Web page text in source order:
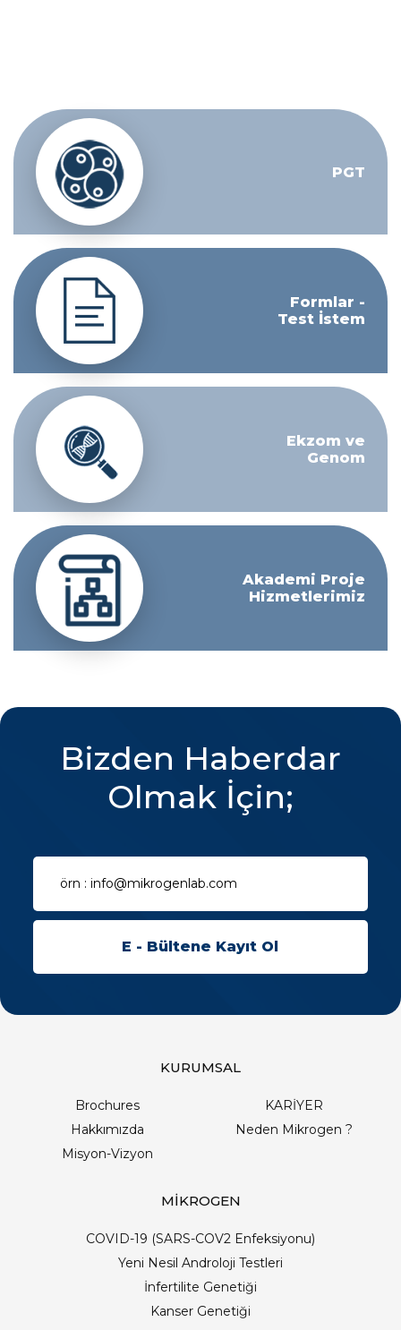
PGT
Formlar -
Test İstem
Ekzom ve
Genom
Akademi Proje
Hizmetlerimiz
Bizden Haberdar
Olmak İçin;
KURUMSAL
Brochures
KARİYER
Hakkımızda
Neden Mikrogen ?
Misyon-Vizyon
MİKROGEN
COVID-19 (SARS-COV2 Enfeksiyonu)
Yeni Nesil Androloji Testleri
İnfertilite Genetiği
Kanser Genetiği